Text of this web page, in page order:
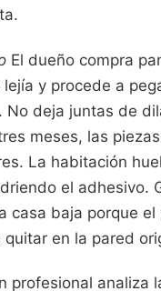
El dueño compra
y procede a
No deja juntas de
meses, las
La habitación
el
casa baja porque
en la pared
profesional analiza